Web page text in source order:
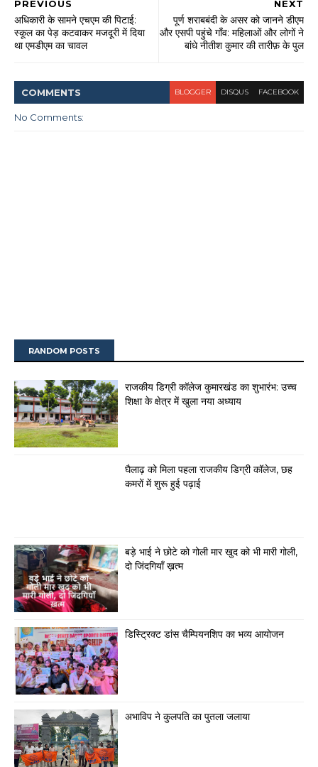
NEXT
पूर्ण शराबबंदी के असर को जानने डीएम
और एसपी पहुंचे गाँव: महिलाओं और लोगों ने
बांधे नीतीश कुमार की तारीफ़ के पुल
PREVIOUS
अधिकारी के सामने एचएम की पिटाई:
स्कूल का पेड़ कटवाकर मजदूरी में दिया
था एमडीएम का चावल
COMMENTS BLOGGER DISQUS FACEBOOK
No Comments:
RANDOM POSTS
राजकीय डिग्री कॉलेज कुमारखंड का शुभारंभ: उच्च
शिक्षा के क्षेत्र में खुला नया अध्याय
घैलाढ़ को मिला पहला राजकीय डिग्री कॉलेज, छह
कमरों में शुरू हुई पढ़ाई
बड़े भाई ने छोटे को गोली मार खुद को भी मारी गोली,
दो जिंदगियाँ ख़त्म
डिस्ट्रिक्ट डांस चैम्पियनशिप का भव्य आयोजन
अभाविप ने कुलपति का पुतला जलाया